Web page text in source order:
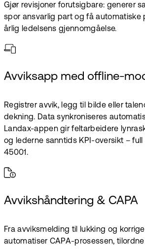
Gjør revisjoner forutsigbare: generer
spor ansvarlig part og få automatiske
årlig ledelsens gjennomgåelse.
Avviksapp med offline-
Registrer avvik, legg til bilde eller
dekning. Data synkroniseres
Landax-appen gir feltarbeidere
og lederne sanntids KPI-oversikt – full
45001.
Avvikshåndtering & CAPA
Fra avviksmelding til lukking og
automatiser CAPA-prosessen,